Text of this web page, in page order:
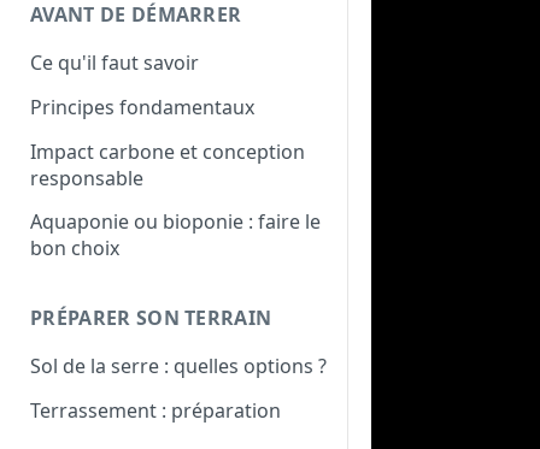
AVANT DE DÉMARRER
Ce qu'il faut savoir
Principes fondamentaux
Impact carbone et conception
responsable
Aquaponie ou bioponie : faire le
bon choix
PRÉPARER SON TERRAIN
Sol de la serre : quelles options ?
Terrassement : préparation